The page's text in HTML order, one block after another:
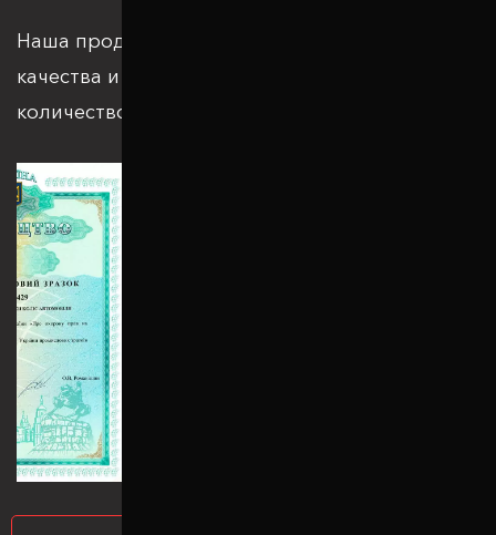
Наша продукция отвечает всем стандартам
качества и подкрепляется большим
количеством патентов и сертификатов